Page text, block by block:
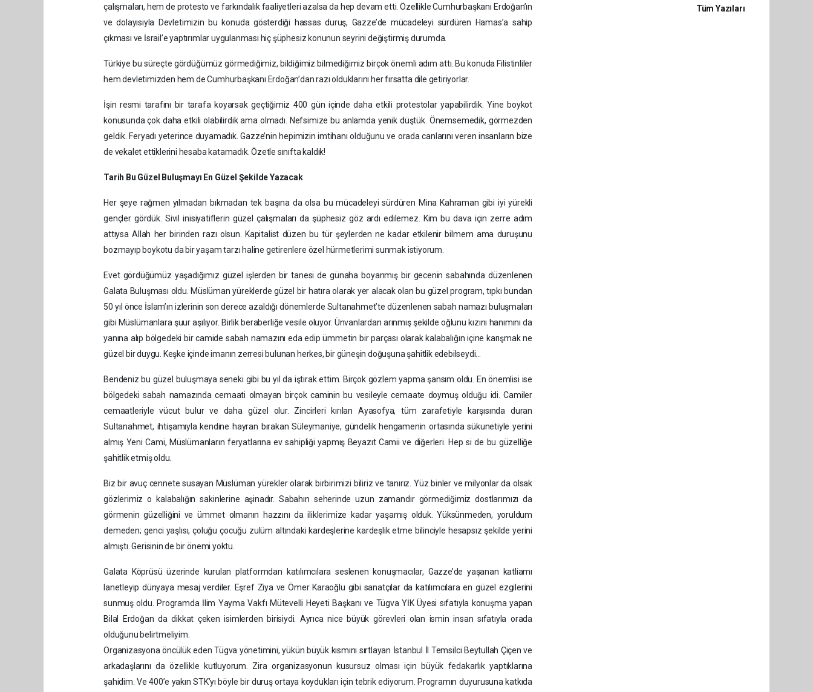
çalışmaları, hem de protesto ve farkındalık faaliyetleri azalsa da hep devam etti. Özellikle Cumhurbaşkanı Erdoğan’ın
ve dolayısıyla Devletimizin bu konuda gösterdiği hassas duruş, Gazze’de mücadeleyi sürdüren Hamas’a sahip
çıkması ve İsrail’e yaptırımlar uygulanması hiç şüphesiz konunun seyrini değiştirmiş durumda.
Türkiye bu süreçte gördüğümüz görmediğimiz, bildiğimiz bilmediğimiz birçok önemli adım attı. Bu konuda Filistinliler
hem devletimizden hem de Cumhurbaşkanı Erdoğan’dan razı olduklarını her fırsatta dile getiriyorlar.
İşin resmi tarafını bir tarafa koyarsak geçtiğimiz 400 gün içinde daha etkili protestolar yapabilirdik. Yine boykot
konusunda çok daha etkili olabilirdik ama olmadı. Nefsimize bu anlamda yenik düştük. Önemsemedik, görmezden
geldik. Feryadı yeterince duyamadık. Gazze’nin hepimizin imtihanı olduğunu ve orada canlarını veren insanların bize
de vekalet ettiklerini hesaba katamadık. Özetle sınıfta kaldık!
Tarih Bu Güzel Buluşmayı En Güzel Şekilde Yazacak
Her şeye rağmen yılmadan bıkmadan tek başına da olsa bu mücadeleyi sürdüren Mina Kahraman gibi iyi yürekli
gençler gördük. Sivil inisiyatiflerin güzel çalışmaları da şüphesiz göz ardı edilemez. Kim bu dava için zerre adım
attıysa Allah her birinden razı olsun. Kapitalist düzen bu tür şeylerden ne kadar etkilenir bilmem ama duruşunu
bozmayıp boykotu da bir yaşam tarzı haline getirenlere özel hürmetlerimi sunmak istiyorum.
Evet gördüğümüz yaşadığımız güzel işlerden bir tanesi de günaha boyanmış bir gecenin sabahında düzenlenen
Galata Buluşması oldu. Müslüman yüreklerde güzel bir hatıra olarak yer alacak olan bu güzel program, tıpkı bundan
50 yıl önce İslam’ın izlerinin son derece azaldığı dönemlerde Sultanahmet’te düzenlenen sabah namazı buluşmaları
gibi Müslümanlara şuur aşılıyor. Birlik beraberliğe vesile oluyor. Ünvanlardan arınmış şekilde oğlunu kızını hanımını da
yanına alıp bölgedeki bir camide sabah namazını eda edip ümmetin bir parçası olarak kalabalığın içine karışmak ne
güzel bir duygu. Keşke içinde imanın zerresi bulunan herkes, bir güneşin doğuşuna şahitlik edebilseydi…
Bendeniz bu güzel buluşmaya seneki gibi bu yıl da iştirak ettim. Birçok gözlem yapma şansım oldu. En önemlisi ise
bölgedeki sabah namazında cemaati olmayan birçok caminin bu vesileyle cemaate doymuş olduğu idi. Camiler
cemaatleriyle vücut bulur ve daha güzel olur. Zincirleri kırılan Ayasofya, tüm zarafetiyle karşısında duran
Sultanahmet, ihtişamıyla kendine hayran bırakan Süleymaniye, gündelik hengamenin ortasında sükunetiyle yerini
almış Yeni Cami, Müslümanların feryatlarına ev sahipliği yapmış Beyazıt Camii ve diğerleri. Hep si de bu güzelliğe
şahitlik etmiş oldu.
Biz bir avuç cennete susayan Müslüman yürekler olarak birbirimizi biliriz ve tanırız. Yüz binler ve milyonlar da olsak
gözlerimiz o kalabalığın sakinlerine aşinadır. Sabahın seherinde uzun zamandır görmediğimiz dostlarımızı da
görmenin güzelliğini ve ümmet olmanın hazzını da iliklerimize kadar yaşamış olduk. Yüksünmeden, yoruldum
demeden; genci yaşlısı, çoluğu çocuğu zulüm altındaki kardeşlerine kardeşlik etme bilinciyle hesapsız şekilde yerini
almıştı. Gerisinin de bir önemi yoktu.
Galata Köprüsü üzerinde kurulan platformdan katılımcılara seslenen konuşmacılar, Gazze’de yaşanan katliamı
lanetleyip dünyaya mesaj verdiler. Eşref Ziya ve Ömer Karaoğlu gibi sanatçılar da katılımcılara en güzel ezgilerini
sunmuş oldu. Programda İlim Yayma Vakfı Mütevelli Heyeti Başkanı ve Tügva YİK Üyesi sıfatıyla konuşma yapan
Bilal Erdoğan da dikkat çeken isimlerden birisiydi. Ayrıca nice büyük görevleri olan ismin insan sıfatıyla orada
olduğunu belirtmeliyim.
Organizasyona öncülük eden Tügva yönetimini, yükün büyük kısmını sırtlayan İstanbul İl Temsilci Beytullah Çiçen ve
arkadaşlarını da özellikle kutluyorum. Zira organizasyonun kusursuz olması için büyük fedakarlık yaptıklarına
şahidim. Ve 400’e yakın STK’yı böyle bir duruş ortaya koydukları için tebrik ediyorum. Programın duyurusuna katkıda
Tüm Yazıları